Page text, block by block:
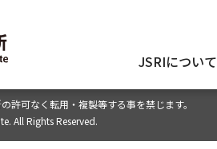
JSRIについて
許可なく転用・複製等する事を禁じます。
All Rights Reserved.